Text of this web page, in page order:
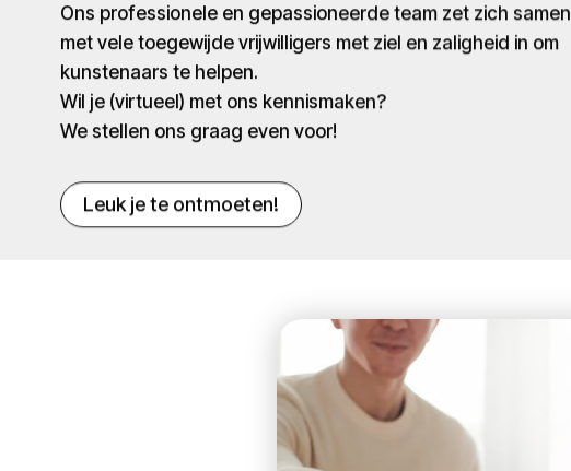
Ons professionele en gepassioneerde team zet zich samen
met vele toegewijde vrijwilligers met ziel en zaligheid in om
kunstenaars te helpen.
Wil je (virtueel) met ons kennismaken?
We stellen ons graag even voor!
Leuk je te ontmoeten!